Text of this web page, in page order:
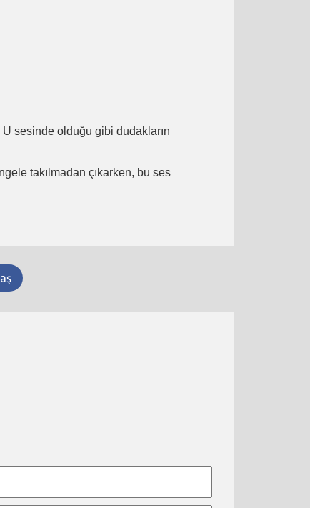
U sesinde olduğu gibi dudakların
takılmadan çıkarken, bu ses